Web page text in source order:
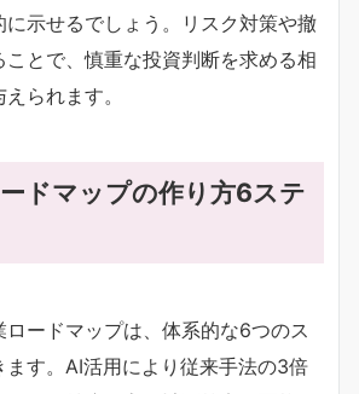
に示せるでしょう。リスク対策や撤
とで、慎重な投資判断を求める相
られます。
ドマップの作り方6ステ
ードマップは、体系的な6つのス
ます。AI活用により従来手法の3倍